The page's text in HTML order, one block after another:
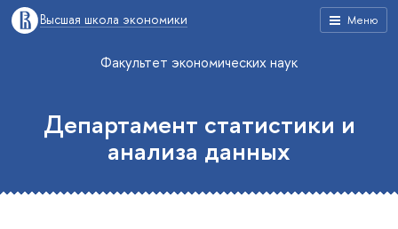
Меню
Высшая школа экономики
Факультет экономических наук
Департамент статистики и
анализа данных